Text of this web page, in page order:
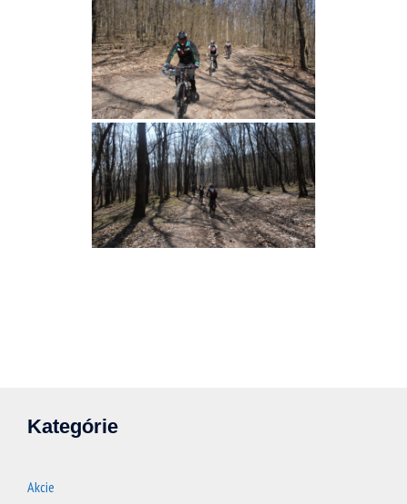
Kategórie
Akcie